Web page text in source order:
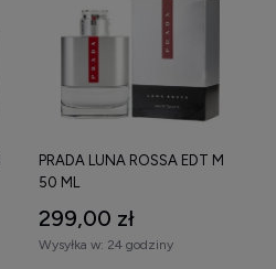
PRADA LUNA ROSSA EDT M
50 ML
299,00 zł
Wysyłka w: 24 godziny